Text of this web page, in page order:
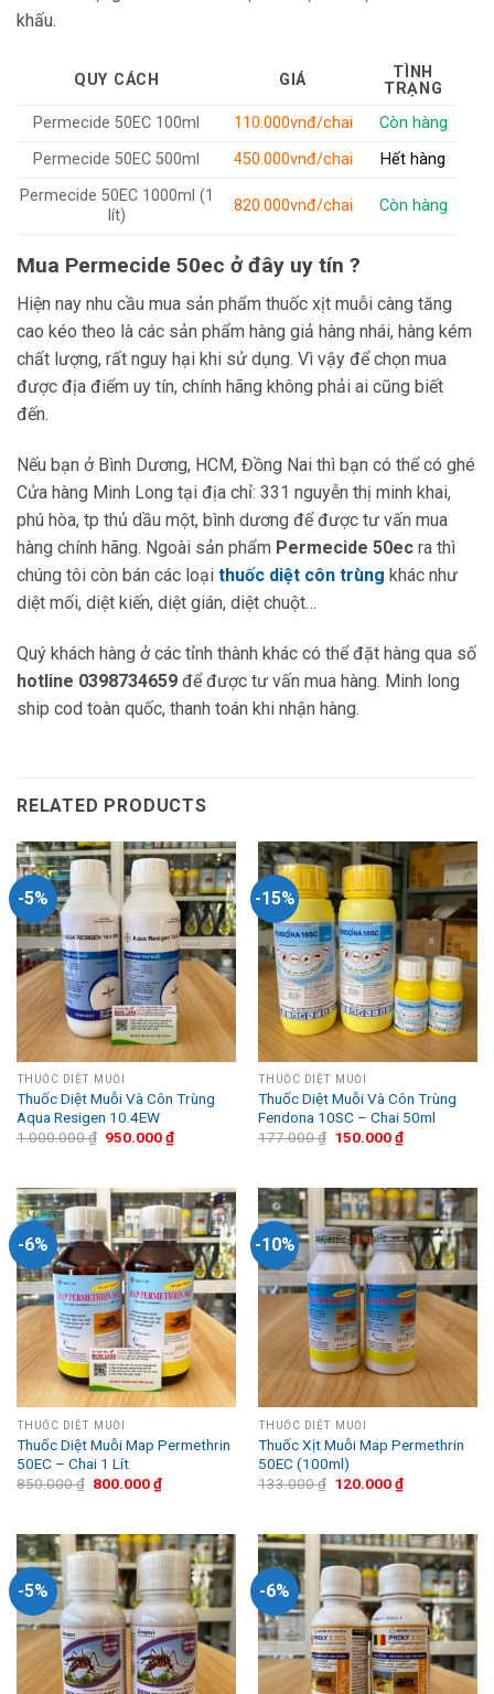
khấu.
QUY CÁCH GIÁ
TÌNH
TRẠNG
Permecide 50EC 100ml
110.000vnđ/chai
Còn hàng
Permecide 50EC 500ml
450.000vnđ/chai
Hết hàng
Permecide 50EC 1000ml (1
lít)
820.000vnđ/chai Còn hàng
Mua Permecide 50ec ở đây uy tín ?
Hiện nay nhu cầu mua sản phẩm thuốc xịt muỗi càng tăng
cao kéo theo là các sản phẩm hàng giả hàng nhái, hàng kém
chất lượng, rất nguy hại khi sử dụng. Vì vậy để chọn mua
được địa điểm uy tín, chính hãng không phải ai cũng biết
đến.
Nếu bạn ở Bình Dương, HCM, Đồng Nai thì bạn có thể có ghé
Cửa hàng Minh Long tại địa chỉ: 331 nguyễn thị minh khai,
phú hòa, tp thủ dầu một, bình dương để được tư vấn mua
hàng chính hãng. Ngoài sản phẩm Permecide 50ec ra thì
chúng tôi còn bán các loại thuốc diệt côn trùng khác như
diệt mối, diệt kiến, diệt gián, diệt chuột…
Quý khách hàng ở các tỉnh thành khác có thể đặt hàng qua số
hotline 0398734659 để được tư vấn mua hàng. Minh long
ship cod toàn quốc, thanh toán khi nhận hàng.
RELATED PRODUCTS
-5%
THUỐC DIỆT MUỖI
Thuốc Diệt Muỗi Và Côn Trùng
Aqua Resigen 10.4EW
1.000.000₫ 950.000₫
-15%
THUỐC DIỆT MUỖI
Thuốc Diệt Muỗi Và Côn Trùng
Fendona 10SC – Chai 50ml
177.000₫ 150.000₫
-6%
THUỐC DIỆT MUỖI
Thuốc Diệt Muỗi Map Permethrin
50EC – Chai 1 Lít
850.000₫ 800.000₫
-10%
THUỐC DIỆT MUỖI
Thuốc Xịt Muỗi Map Permethrin
50EC (100ml)
133.000₫ 120.000₫
-5% -6%